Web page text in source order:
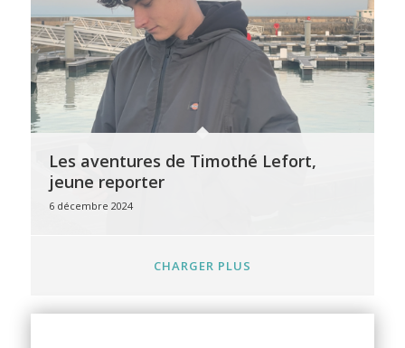
Les aventures de Timothé Lefort,
jeune reporter
6 décembre 2024
CHARGER PLUS